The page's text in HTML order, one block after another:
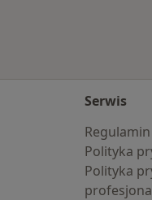
Serwis
Regulamin
Polityka
Polityka